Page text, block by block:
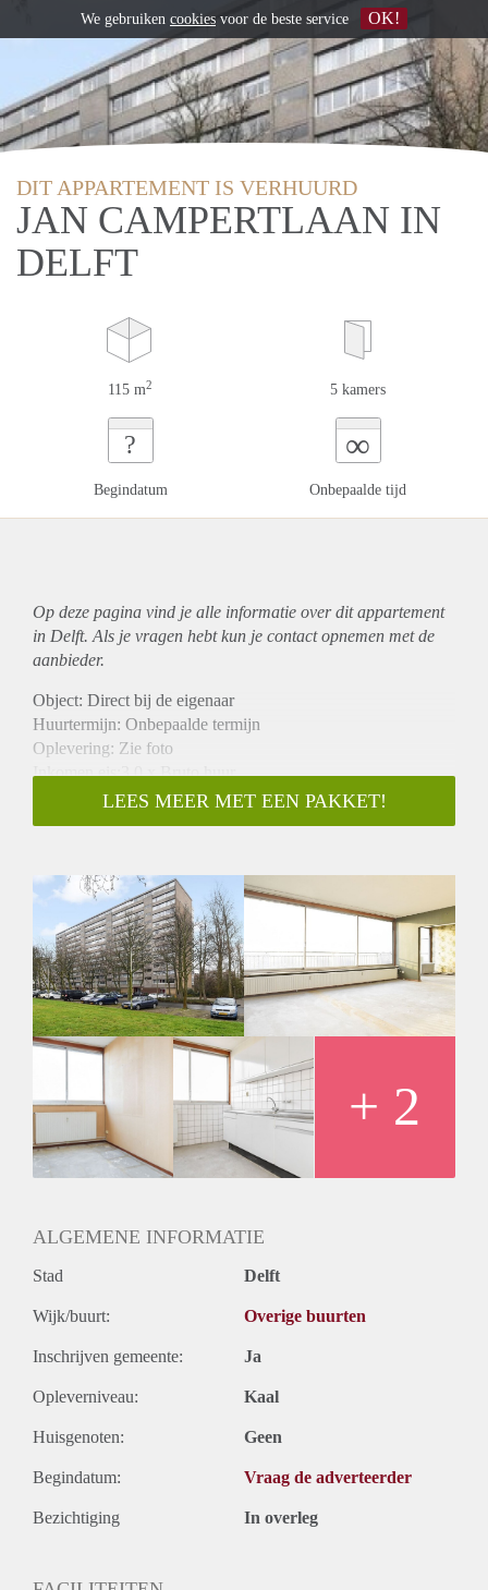
DIT APPARTEMENT IS VERHUURD
JAN CAMPERTLAAN IN
DELFT
115 m2 5 kamers
?
Begindatum
∞
Onbepaalde tijd
Op deze pagina vind je alle informatie over ditappartement
in Delft. Als je vragen hebt kun je contact opnemen met de
aanbieder.
Object: Direct bij de eigenaar
Huurtermijn: Onbepaalde termijn
Oplevering: Zie foto
Inkomen eis:3,0 x Bruto huur
Garantiestelling mogelijk: Ja
Borg: 1 Maand
Huisdieren toegestaan: Afhankelijk van de Eigenaar
Huurtoeslag grens: Nee
Geschikt voor studenten: Afhankelijk van de Eigenaar
LEES MEER MET EEN PAKKET!
+ 2
ALGEMENE INFORMATIE
Stad Delft
Wijk/buurt: Overige buurten
Inschrijven gemeente: Ja
Opleverniveau: Kaal
Huisgenoten: Geen
Begindatum: Vraag de adverteerder
Bezichtiging In overleg
We gebruiken cookies voor de beste service OK!